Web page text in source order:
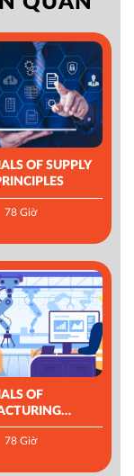
OF SUPPLY
78 Giờ
OF
78 Giờ